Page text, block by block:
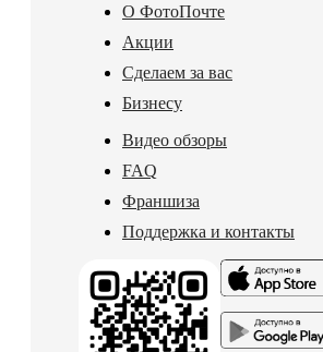
О ФотоПочте
Акции
Сделаем за вас
Бизнесу
Видео обзоры
FAQ
Франшиза
Поддержка и контакты